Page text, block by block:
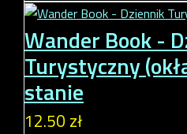
Wander Book -
Turystyczny
stanie
12.50 zł